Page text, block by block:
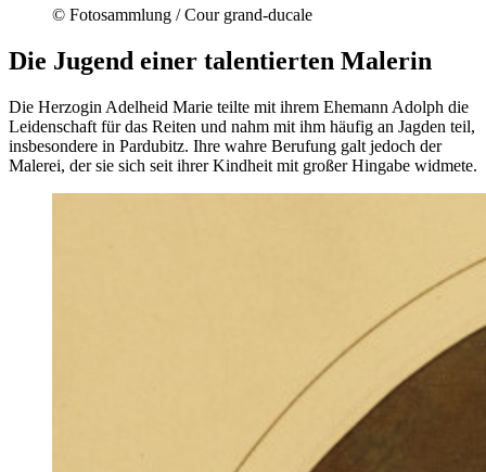
© Fotosammlung / Cour grand-ducale
Die Jugend einer talentierten Malerin
Die Herzogin Adelheid Marie teilte mit ihrem Ehemann Adolph die
Leidenschaft für das Reiten und nahm mit ihm häufig an Jagden teil,
insbesondere in Pardubitz. Ihre wahre Berufung galt jedoch der
Malerei, der sie sich seit ihrer Kindheit mit großer Hingabe widmete.